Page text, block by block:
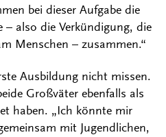
bei dieser Aufgabe die
– also die Verkündigung, die
Menschen – zusammen.“
Ausbildung nicht missen.
Großväter ebenfalls als
haben. „Ich könnte mir
mit Jugendlichen,